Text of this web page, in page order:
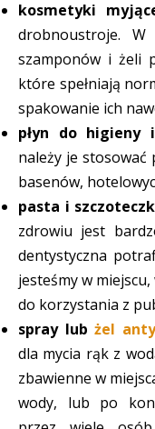
kosmetyki
drobnoustroje.
szamponów i żeli
które spełniają
spakowanie ich
płyn do higieny
należy je
basenów,
pasta i
zdrowiu jest
dentystyczna
jesteśmy w
do korzystania z
spray lubżel
dla mycia rąk z
zbawienne w
wody, lub po